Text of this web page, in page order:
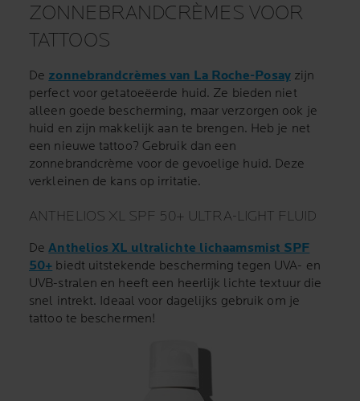
ZONNEBRANDCRÈMES VOOR
TATTOOS
De zonnebrandcrèmes van La Roche-Posayzijn
perfect voor getatoeëerde huid. Ze bieden niet
alleen goede bescherming, maar verzorgen ook je
huid en zijn makkelijk aan te brengen. Heb je net
een nieuwe tattoo? Gebruik dan een
zonnebrandcrème voor de gevoelige huid. Deze
verkleinen de kans op irritatie.
ANTHELIOS XL SPF 50+ ULTRA-LIGHT FLUID
DeAnthelios XL ultralichte lichaamsmist SPF
50+ biedt uitstekende bescherming tegen UVA- en
UVB-stralen en heeft een heerlijk lichte textuur die
snel intrekt. Ideaal voor dagelijks gebruik om je
tattoo te beschermen!